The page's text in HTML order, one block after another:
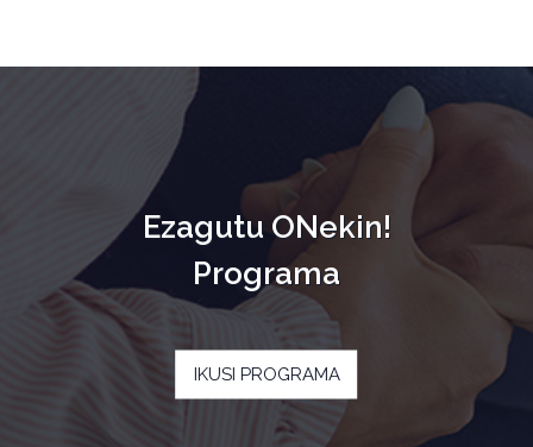
Ezagutu ONekin!
Programa
IKUSI PROGRAMA